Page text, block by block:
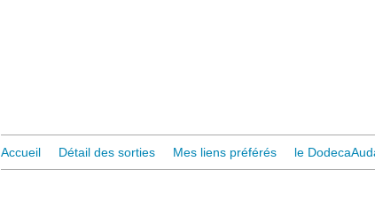
Accueil Détail des sorties Mes liens préférés le